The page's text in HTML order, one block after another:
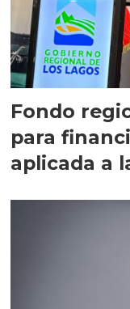
Fondo
para
aplicada a